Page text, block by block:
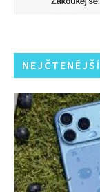
NEJČTENĚJŠÍ